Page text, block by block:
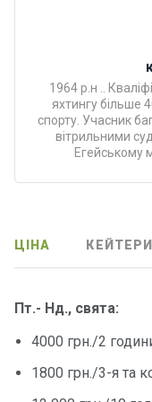
1964 р.н ..
яхтингу більше
спорту. Учасник
вітрильними
Егейському
ЦІНА
Пт.- Нд., свята:
4000 грн./2
1800 грн./3-я та
Подару
нкові
сертифі
прогул
янки
Відгуки